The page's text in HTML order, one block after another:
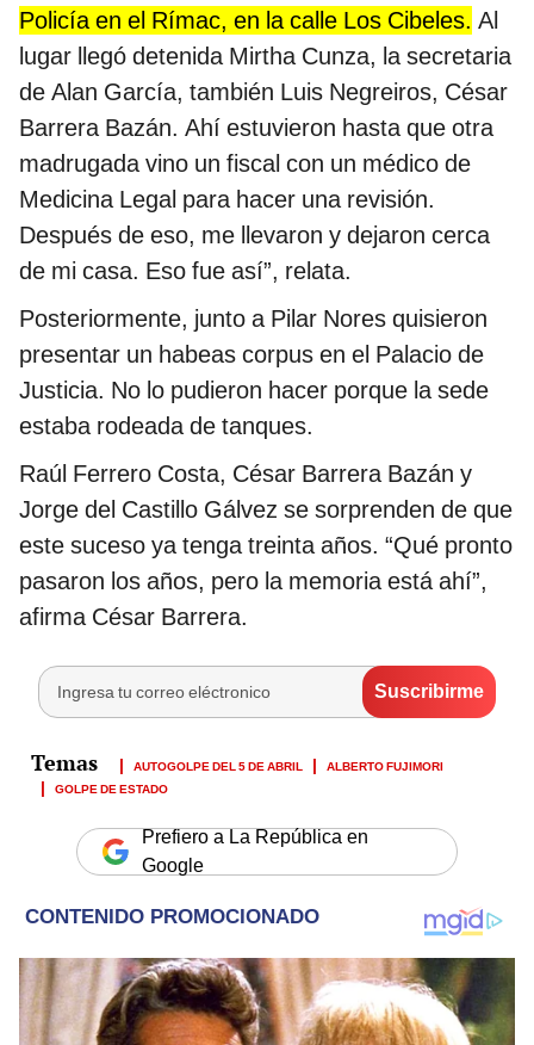
Policía en el Rímac, en la calle Los Cibeles. Al
lugar llegó detenida Mirtha Cunza, la secretaria
de Alan García, también Luis Negreiros, César
Barrera Bazán. Ahí estuvieron hasta que otra
madrugada vino un fiscal con un médico de
Medicina Legal para hacer una revisión.
Después de eso, me llevaron y dejaron cerca
de mi casa. Eso fue así”, relata.
Posteriormente, junto a Pilar Nores quisieron
presentar un habeas corpus en el Palacio de
Justicia. No lo pudieron hacer porque la sede
estaba rodeada de tanques.
Raúl Ferrero Costa, César Barrera Bazán y
Jorge del Castillo Gálvez se sorprenden de que
este suceso ya tenga treinta años. “Qué pronto
pasaron los años, pero la memoria está ahí”,
afirma César Barrera.
AUTOGOLPE DEL 5 DE ABRIL
ALBERTO FUJIMORI
GOLPE DE ESTADO
Prefiero a La República en
Google